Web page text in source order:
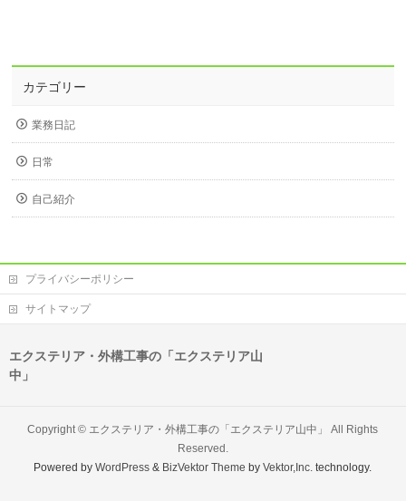
カテゴリー
業務日記
日常
自己紹介
プライバシーポリシー
サイトマップ
エクステリア・外構工事の「エクステリア山
中」
Copyright © エクステリア・外構工事の「エクステリア山中」
All Rights
Reserved.
Powered byWordPress & BizVektor Theme byVektor,Inc. technology.